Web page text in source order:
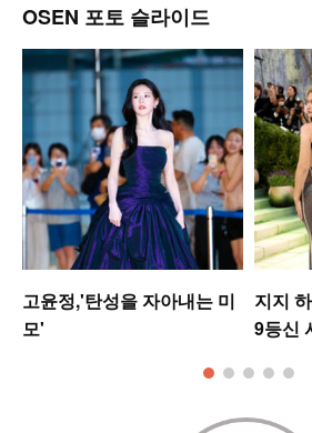
OSEN 포토 슬라이드
고윤정,'탄성을 자아내는 미
모'
지지
9등신